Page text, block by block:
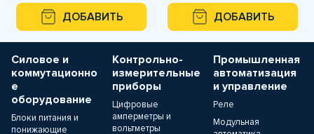
ДОБАВИТЬ
ДОБАВИТЬ
Силовое и
коммутационно
е
оборудование
Блоки питания и
понижающие
Контрольно-
измерительные
приборы
Цифровые
амперметры и
вольтметры
Промышленная
автоматизация
и управление
Реле
Модульная